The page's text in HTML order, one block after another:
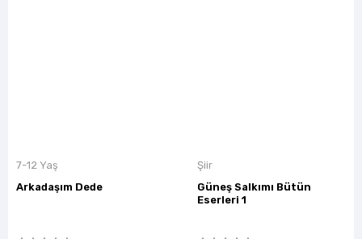
7-12 Yaş
Arkadaşım Dede
Şiir
Güneş Salkımı Bütün
Eserleri 1